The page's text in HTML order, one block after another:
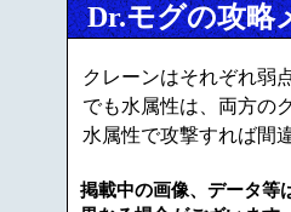
Dr.モグの攻略
クレーンはそれぞれ弱
でも水属性は、両方の
水属性で攻撃すれば間
掲載中の画像、データ等